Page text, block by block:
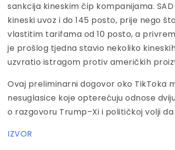
sankcija kineskim čip kompanijama.
kineski uvoz i do 145 posto, prije nego
vlastitim tarifama od 10 posto, a
je prošlog tjedna stavio nekoliko
uzvratio istragom protiv američkih
Ovaj preliminarni dogovor oko TikToka
nesuglasice koje opterećuju odnose
o razgovoru Trump–Xi i političkoj volji
IZVOR